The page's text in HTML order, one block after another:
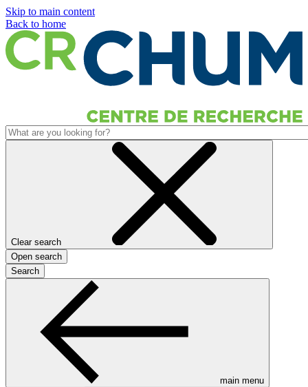
Skip to main content
Back to home
Clear search
Open search
Search
main menu